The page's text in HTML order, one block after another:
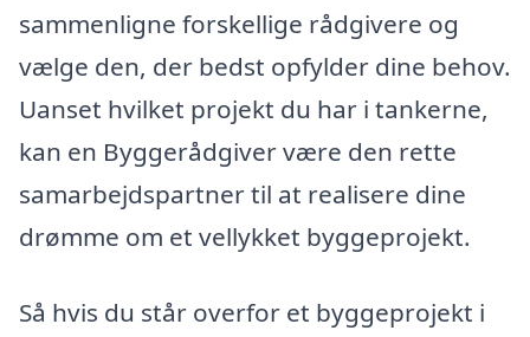
sammenligne forskellige rådgivere og
vælge den, der bedst opfylder dine behov.
Uanset hvilket projekt du har i tankerne,
kan en Byggerådgiver være den rette
samarbejdspartner til at realisere dine
drømme om et vellykket byggeprojekt.
Så hvis du står overfor et byggeprojekt i